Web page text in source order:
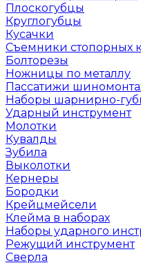
Плоскогубцы
Круглогубцы
Кусачки
Съемники стопорных
Болторезы
Ножницы по металлу
Пассатижи
Наборы шарнирно-
Ударный инструмент
Молотки
Кувалды
Зубила
Выколотки
Кернеры
Бородки
Крейцмейсели
Клейма в наборах
Наборы ударного
Режущий инструмент
Сверла